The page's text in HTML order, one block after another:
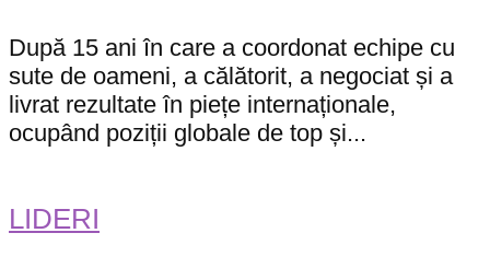
După 15 ani în care a coordonat echipe cu
sute de oameni, a călătorit, a negociat și a
livrat rezultate în piețe internaționale,
ocupând poziții globale de top și...
LIDERI